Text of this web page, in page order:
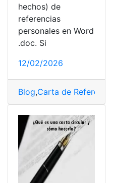
Carta de Referencia
hechos) de
referencias
personales en Word
.doc. Si
12/02/2026
Blog,Carta de